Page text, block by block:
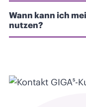
Wann kann ich
nutzen?